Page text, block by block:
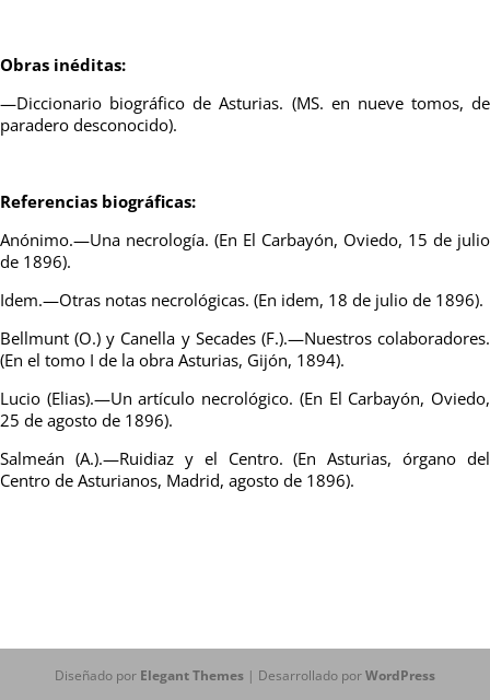
Obras inéditas:
—Diccionario biográfico de Asturias. (MS. en nueve tomos, de
paradero desconocido).
Referencias biográficas:
Anónimo.—Una necrología. (En El Carbayón, Oviedo, 15 de julio
de 1896).
Idem.—Otras notas necrológicas. (En idem, 18 de julio de 1896).
Bellmunt (O.) y Canella y Secades (F.).—Nuestros colaboradores.
(En el tomo I de la obra Asturias, Gijón, 1894).
Lucio (Elias).—Un artículo necrológico. (En El Carbayón, Oviedo,
25 de agosto de 1896).
Salmeán (A.).—Ruidiaz y el Centro. (En Asturias, órgano del
Centro de Asturianos, Madrid, agosto de 1896).
Diseñado por Elegant Themes| Desarrollado porWordPress